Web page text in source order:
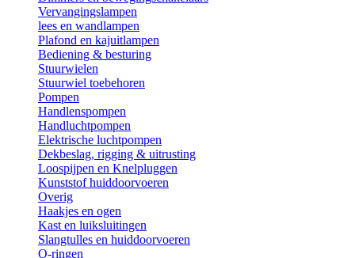
Vervangingslampen
lees en wandlampen
Plafond en kajuitlampen
Bediening & besturing
Stuurwielen
Stuurwiel toebehoren
Pompen
Handlenspompen
Handluchtpompen
Elektrische luchtpompen
Dekbeslag, rigging & uitrusting
Loospijpen en Knelpluggen
Kunststof huiddoorvoeren
Overig
Haakjes en ogen
Kast en luiksluitingen
Slangtulles en huiddoorvoeren
O-ringen